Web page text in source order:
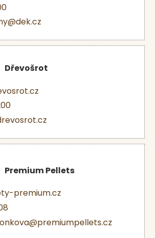
Dřevošrot
Premium Pellets
premium.cz